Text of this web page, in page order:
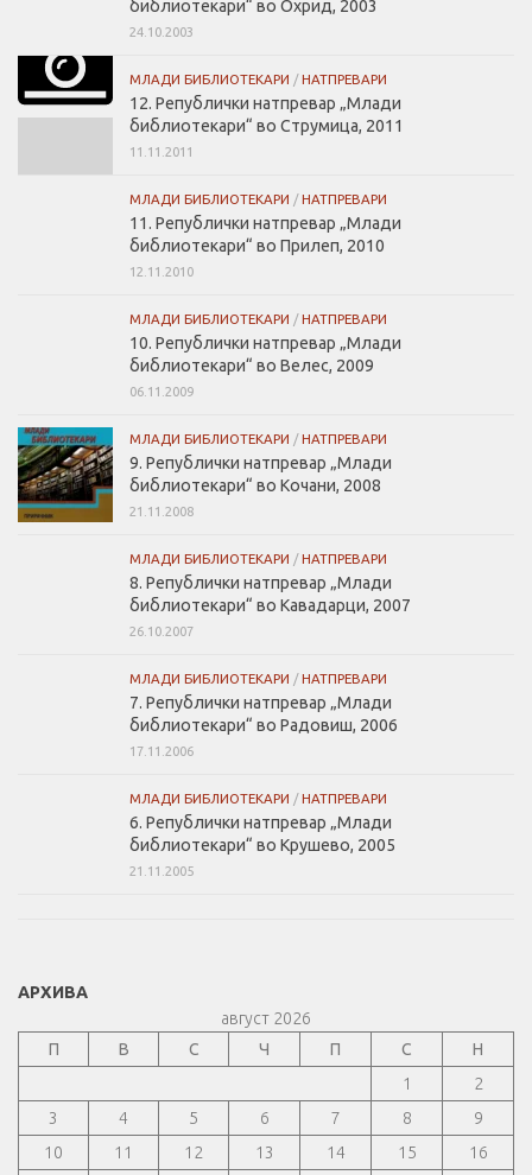
библиотекари“ во Охрид, 2003
24.10.2003
МЛАДИ БИБЛИОТЕКАРИ /НАТПРЕВАРИ
12. Републички натпревар „Млади
библиотекари“ во Струмица, 2011
11.11.2011
МЛАДИ БИБЛИОТЕКАРИ /НАТПРЕВАРИ
11. Републички натпревар „Млади
библиотекари“ во Прилеп, 2010
12.11.2010
МЛАДИ БИБЛИОТЕКАРИ /НАТПРЕВАРИ
10. Републички натпревар „Млади
библиотекари“ во Велес, 2009
06.11.2009
МЛАДИ БИБЛИОТЕКАРИ /НАТПРЕВАРИ
9. Републички натпревар „Млади
библиотекари“ во Кочани, 2008
21.11.2008
МЛАДИ БИБЛИОТЕКАРИ /НАТПРЕВАРИ
8. Републички натпревар „Млади
библиотекари“ во Кавадарци, 2007
26.10.2007
МЛАДИ БИБЛИОТЕКАРИ /НАТПРЕВАРИ
7. Републички натпревар „Млади
библиотекари“ во Радовиш, 2006
17.11.2006
МЛАДИ БИБЛИОТЕКАРИ /НАТПРЕВАРИ
6. Републички натпревар „Млади
библиотекари“ во Крушево, 2005
21.11.2005
АРХИВА
август 2026
П
В С Ч П С
Н
1
2
3
4 5 6 7 8
9
10
11 12 13 14 15
16